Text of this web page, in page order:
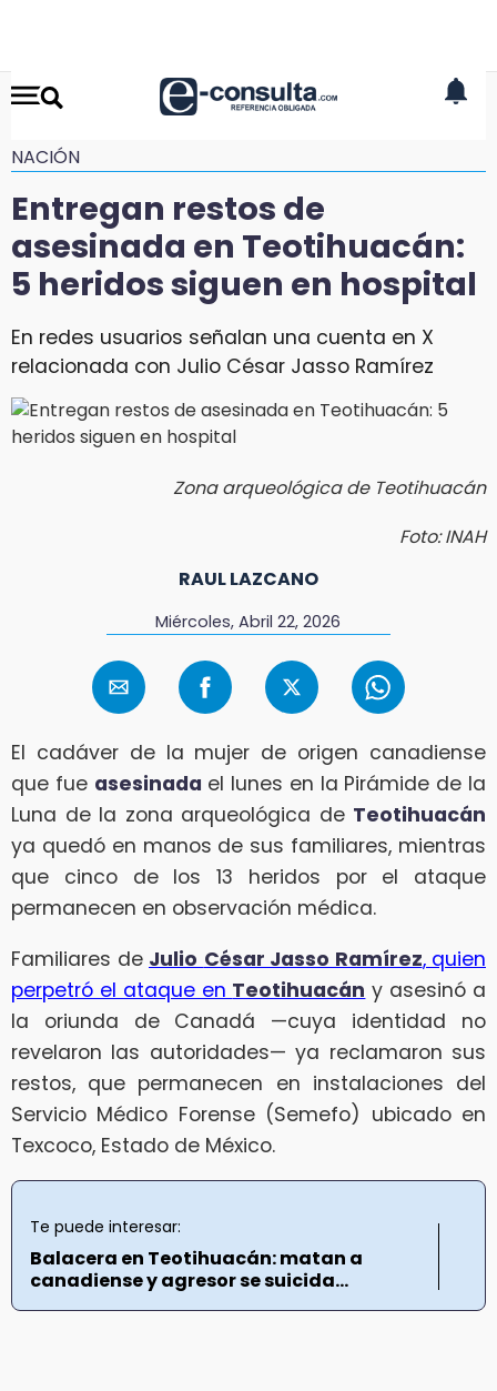
NACIÓN
Entregan restos de
asesinada en Teotihuacán:
5 heridos siguen en hospital
En redes usuarios señalan una cuenta en X
relacionada con Julio César Jasso Ramírez
Zona arqueológica de Teotihuacán
Foto: INAH
RAUL LAZCANO
Miércoles, Abril 22, 2026
El cadáver de la mujer de origen canadiense
que fue asesinada el lunes en la Pirámide de la
Luna de la zona arqueológica de Teotihuacán
ya quedó en manos de sus familiares, mientras
que cinco de los 13 heridos por el ataque
permanecen en observación médica.
Familiares de Julio César Jasso Ramírez, quien
perpetró el ataque en Teotihuacán y asesinó a
la oriunda de Canadá —cuya identidad no
revelaron las autoridades— ya reclamaron sus
restos, que permanecen en instalaciones del
Servicio Médico Forense (Semefo) ubicado en
Texcoco, Estado de México.
Te puede interesar:
Balacera en Teotihuacán: matan a
canadiense y agresor se suicida...